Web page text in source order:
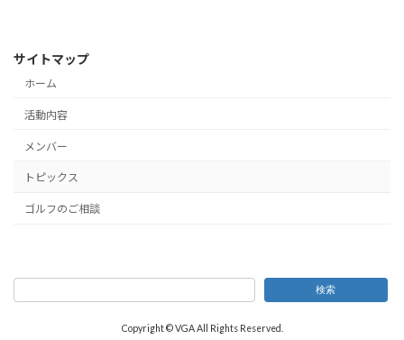
サイトマップ
ホーム
活動内容
メンバー
トピックス
ゴルフのご相談
検索
Copyright © VGA All Rights Reserved.